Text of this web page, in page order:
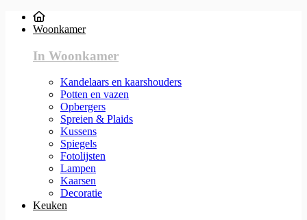
Woonkamer
In Woonkamer
Kandelaars en kaarshouders
Potten en vazen
Opbergers
Spreien & Plaids
Kussens
Spiegels
Fotolijsten
Lampen
Kaarsen
Decoratie
Keuken